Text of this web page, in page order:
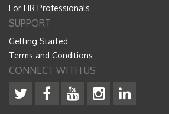
For HR Professionals
SUPPORT
Getting Started
Terms and Conditions
CONNECT WITH US